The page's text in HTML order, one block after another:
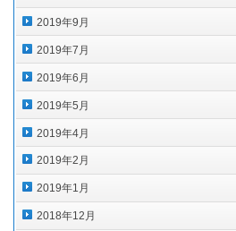
2019年9月
2019年7月
2019年6月
2019年5月
2019年4月
2019年2月
2019年1月
2018年12月